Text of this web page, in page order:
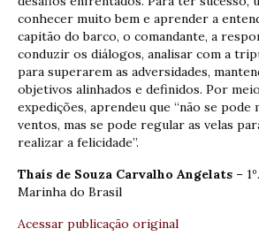
conhecer muito bem e aprender a
capitão do barco, o comandante, a
conduzir os diálogos, analisar com a
para superarem as adversidades,
objetivos alinhados e definidos. Por
expedições, aprendeu que “não se pode
ventos, mas se pode regular as velas
realizar a felicidade”.
Thaís de Souza Carvalho Angelats –
Marinha do Brasil
Acessar publicação original